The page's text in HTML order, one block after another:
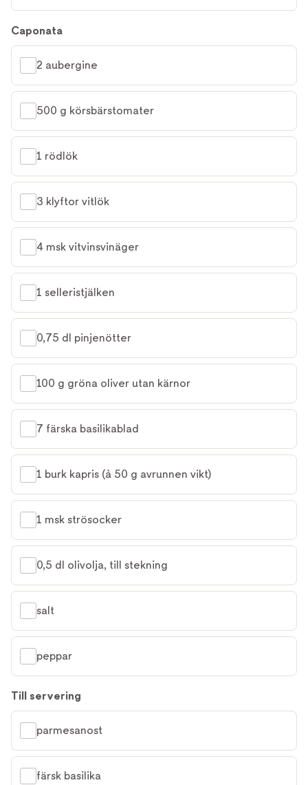
Caponata
2 aubergine
500 g körsbärstomater
1 rödlök
3 klyftor vitlök
4 msk vitvinsvinäger
1 selleristjälken
0,75 dl pinjenötter
100 g gröna oliver utan kärnor
7 färska basilikablad
1 burk kapris (à 50 g avrunnen vikt)
1 msk strösocker
0,5 dl olivolja, till stekning
salt
peppar
Till servering
parmesanost
färsk basilika